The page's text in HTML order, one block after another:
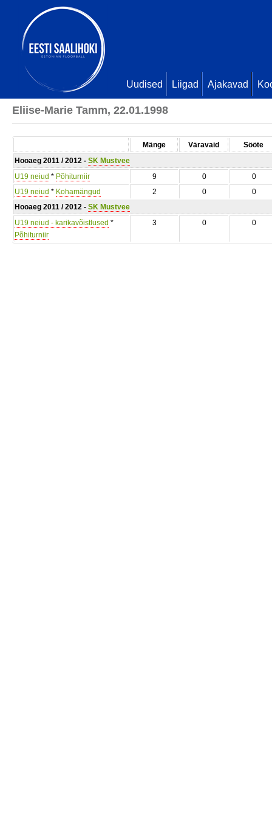
Uudised Liigad Ajakavad
Eliise-Marie Tamm, 22.01.1998
Mänge Väravaid
Sööte
Hooaeg 2011 / 2012 - SK Mustvee
U19 neiud * Põhiturniir 9 0
0
U19 neiud * Kohamängud 2 0
0
Hooaeg 2011 / 2012 - SK Mustvee
U19 neiud - karikavõistlused *
Põhiturniir
3 0 0